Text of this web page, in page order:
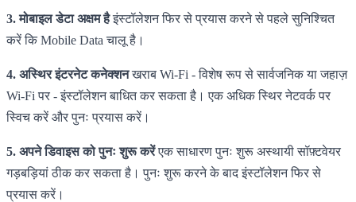
3. मोबाइल डेटा अक्षम हैइंस्टॉलेशन फिर से प्रयास करने से पहले सुनिश्चित
करें कि Mobile Data चालू है।
4. अस्थिर इंटरनेट कनेक्शनखराब Wi-Fi - विशेष रूप से सार्वजनिक या जहाज़
Wi-Fi पर - इंस्टॉलेशन बाधित कर सकता है। एक अधिक स्थिर नेटवर्क पर
स्विच करें और पुनः प्रयास करें।
5. अपने डिवाइस को पुनः शुरू करेंएक साधारण पुनः शुरू अस्थायी सॉफ़्टवेयर
गड़बड़ियां ठीक कर सकता है। पुनः शुरू करने के बाद इंस्टॉलेशन फिर से
प्रयास करें।